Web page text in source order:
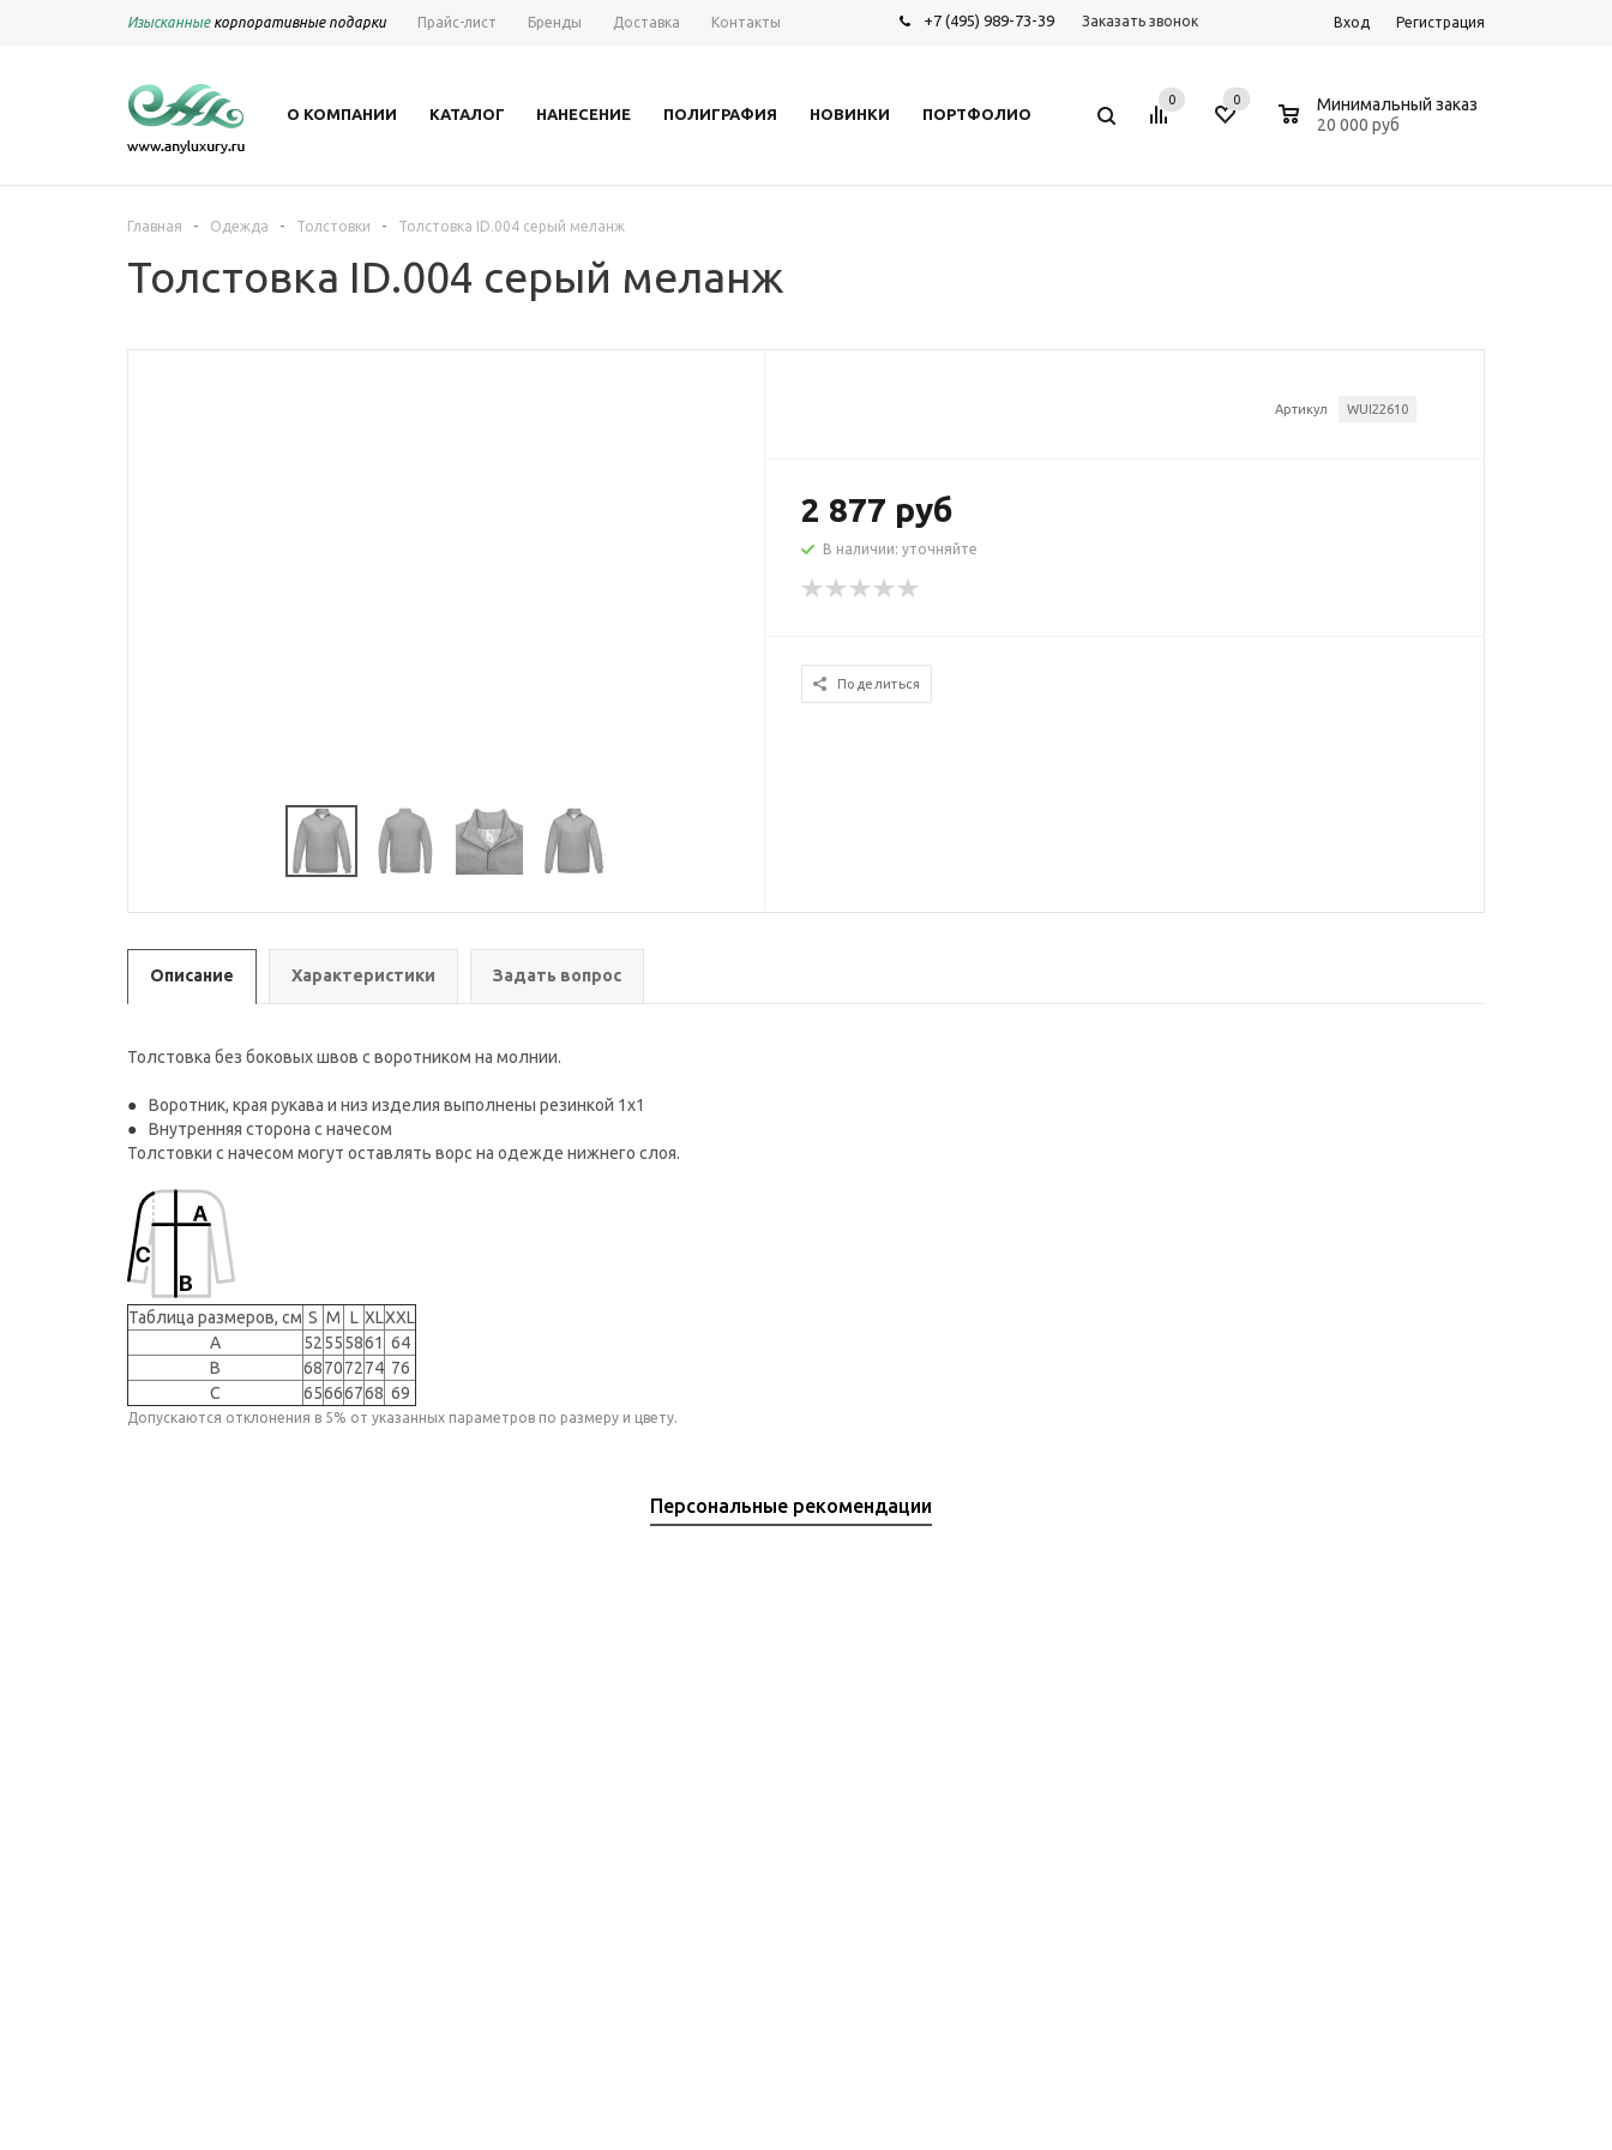
Изысканныекорпоративные подарки Прайс-лист Бренды Доставка Контакты +7 (495) 989-73-39 Заказать звонок Вход Регистрация
О КОМПАНИИ КАТАЛОГ НАНЕСЕНИЕ ПОЛИГРАФИЯ НОВИНКИ ПОРТФОЛИО
0 0
Минимальный заказ
20 000 руб
Главная - Одежда - Толстовки - Толстовка ID.004 серый меланж
Толстовка ID.004 серый меланж
Артикул WUI22610
2 877 руб
В наличии: уточняйте
Поделиться
Описание Характеристики Задать вопрос
Толстовка без боковых швов с воротником на молнии.
Воротник, края рукава и низ изделия выполнены резинкой 1х1
Внутренняя сторона с начесом
Толстовки с начесом могут оставлять ворс на одежде нижнего слоя.
Таблица размеров, см S M L XLXXL
A
52555861 64
B
68707274 76
C
65666768 69
Допускаются отклонения в 5% от указанных параметров по размеру и цвету.
Персональные рекомендации